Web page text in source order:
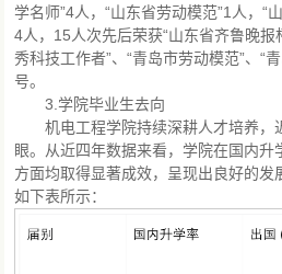
学名师”4人，“山东省劳动模范”1人，“
4人，15人次先后荣获“山东省齐鲁晚报
秀科技工作者”、“青岛市劳动模范”、“
号。
3.学院毕业生去向
机电工程学院持续深耕人才培养，
眼。从近四年数据来看，学院在国内
方面均取得显著成效，呈现出良好的
如下表所示：